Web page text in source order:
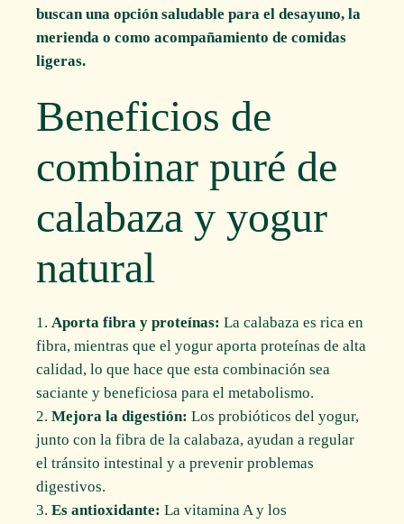
buscan una opción saludable para el desayuno, la
merienda o como acompañamiento de comidas
ligeras.
Beneficios de
combinar puré de
calabaza y yogur
natural
Aporta fibra y proteínas: La calabaza es rica en
fibra, mientras que el yogur aporta proteínas de alta
calidad, lo que hace que esta combinación sea
saciante y beneficiosa para el metabolismo.
Mejora la digestión: Los probióticos del yogur,
junto con la fibra de la calabaza, ayudan a regular
el tránsito intestinal y a prevenir problemas
digestivos.
Es antioxidante: La vitamina A y los